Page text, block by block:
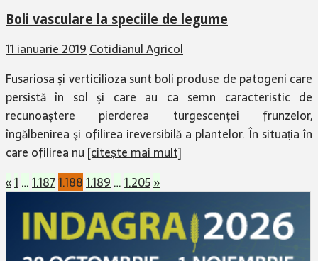
Boli vasculare la speciile de legume
11 ianuarie 2019Cotidianul Agricol
Fusariosa şi verticilioza sunt boli produse de patogeni care
persistă în sol şi care au ca semn caracteristic de
recunoaştere pierderea turgescenţei frunzelor,
îngălbenirea şi ofilirea ireversibilă a plantelor. În situația în
care ofilirea nu [citește mai mult]
Paginație
«1…1.1871.1881.189…1.205»